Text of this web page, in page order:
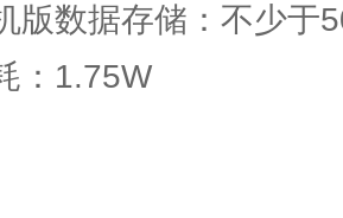
数据存储：不少于
1.75W